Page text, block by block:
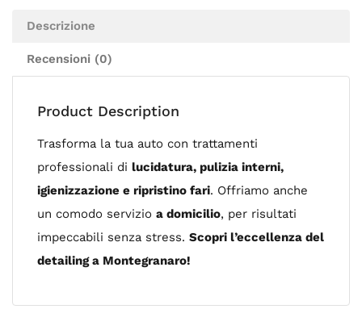
Descrizione
Recensioni (0)
Product Description
Trasforma la tua auto con trattamenti
professionali di lucidatura, pulizia interni,
igienizzazione e ripristino fari. Offriamo anche
un comodo servizio a domicilio, per risultati
impeccabili senza stress. Scopri l’eccellenza del
detailing a Montegranaro!